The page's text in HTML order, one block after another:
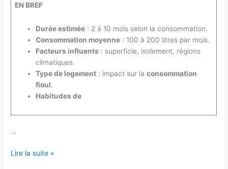
EN BREF
Durée estimée: 2 à 10 mois selon la consommation.
Consommation moyenne: 100 à 200 litres par mois.
Facteurs influents : superficie, isolement, régions
climatiques.
Type de logement: impact sur la consommation
fioul.
Habitudes de
…
Combien
Lire la suite »